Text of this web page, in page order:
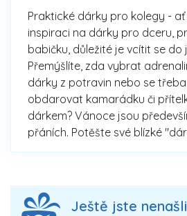
Praktické dárky pro kolegy -
inspiraci na dárky pro dceru,
babičku, důležité je vcítit se do
Přemýšlíte, zda vybrat
dárky z potravin nebo se
obdarovat kamarádku či
dárkem? Vánoce jsou
přáních. Potěšte své blízké
Ještě jste